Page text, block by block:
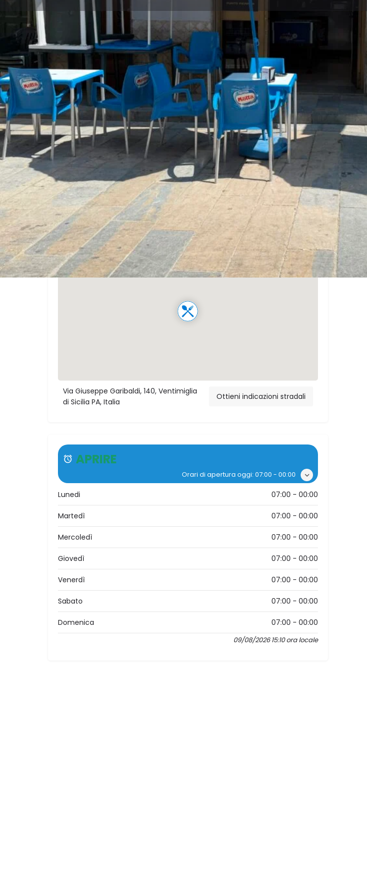
DESCRIZIONE
Punto di ritrovo nel cuore di Ventimiglia di Sicilia, il Bar dei Muratori è molto
più di un semplice bar: è caffetteria, panineria, pasticceria e gelateria in un
unico luogo accogliente e familiare. Offre anche servizio di ricariche e
dispone di comodi tavoli all’aperto per una pausa rilassante.
📍Indirizzo: Via Giuseppe Garibaldi, 140 – 90020 Ventimiglia di Sicilia (PA)
🍽️Servizi : Bar, caffetteria, panini, dolci, gelati artigianali, ricariche
telefoniche
Tavoli all’aperto disponibili
MAPPA
Via Giuseppe Garibaldi, 140, Ventimiglia
di Sicilia PA, Italia
Ottieni indicazioni stradali
APRIRE
Orari di apertura oggi: 07:00 - 00:00
Lunedi 07:00 - 00:00
Martedì 07:00 - 00:00
Mercoledì 07:00 - 00:00
Giovedì 07:00 - 00:00
Venerdì 07:00 - 00:00
Sabato 07:00 - 00:00
Domenica 07:00 - 00:00
09/08/2026 15:10 ora locale